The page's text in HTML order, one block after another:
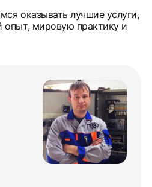
оказывать лучшие услуги,
опыт, мировую практику и